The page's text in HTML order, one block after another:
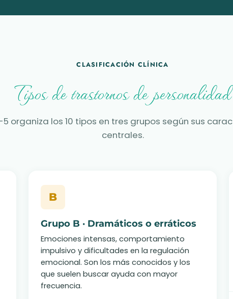
CLASIFICACIÓN CLÍNICA
Tipos de trastornos de personalidad
5 organiza los 10 tipos en tres grupos según sus
centrales.
B
Grupo B · Dramáticos o erráticos
Emociones intensas, comportamiento
impulsivo y dificultades en la regulación
emocional. Son los más conocidos y los
que suelen buscar ayuda con mayor
frecuencia.